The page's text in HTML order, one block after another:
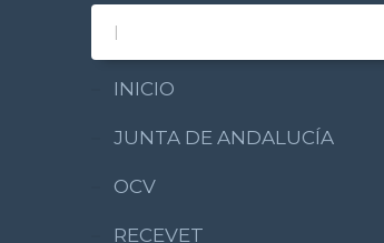
INICIO
JUNTA DE ANDALUCÍA
OCV
RECEVET